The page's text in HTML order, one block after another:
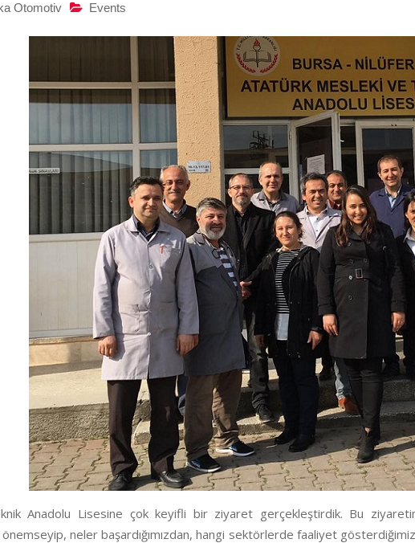
Otomotiv Events
Anadolu Lisesine çok keyifli bir ziyaret gerçekleştirdik. Bu
neler başardığımızdan, hangi sektörlerde faaliyet